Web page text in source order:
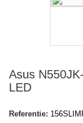
Asus
LED
Referentie: